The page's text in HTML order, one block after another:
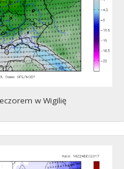
w Wigilię